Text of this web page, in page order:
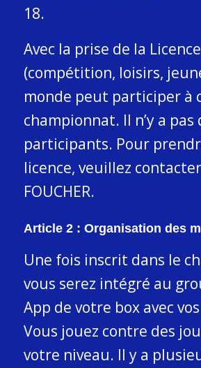
18.
Avec la prise de la
(compétition, loisirs,
monde peut participer à
championnat. Il n’y a
participants. Pour
licence, veuillez
FOUCHER.
Article 2 : Organisation des
Une fois inscrit dans le
vous serez intégré au
App de votre box avec
Vous jouez contre des
votre niveau. Il y a